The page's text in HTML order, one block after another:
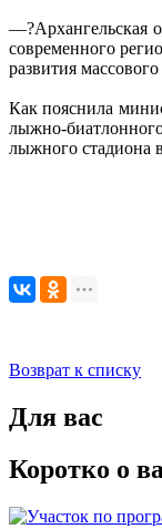
—?Архангельская
современного
развития
Как пояснила
лыжно-
лыжного стадиона
Возврат к списку
Для вас
Коротко о